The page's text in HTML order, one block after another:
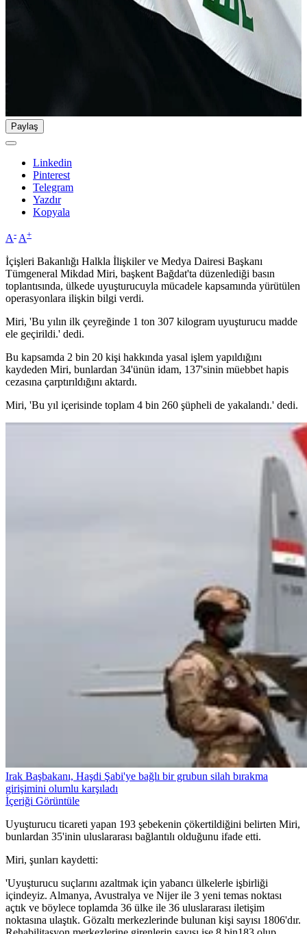
Paylaş
Linkedin
Pinterest
Telegram
Yazdır
Kopyala
A- A+
İçişleri Bakanlığı Halkla İlişkiler ve Medya Dairesi Başkanı
Tümgeneral Mikdad Miri, başkent Bağdat'ta düzenlediği basın
toplantısında, ülkede uyuşturucuyla mücadele kapsamında yürütülen
operasyonlara ilişkin bilgi verdi.
Miri, 'Bu yılın ilk çeyreğinde 1 ton 307 kilogram uyuşturucu madde
ele geçirildi.' dedi.
Bu kapsamda 2 bin 20 kişi hakkında yasal işlem yapıldığını
kaydeden Miri, bunlardan 34'ünün idam, 137'sinin müebbet hapis
cezasına çarptırıldığını aktardı.
Miri, 'Bu yıl içerisinde toplam 4 bin 260 şüpheli de yakalandı.' dedi.
Irak Başbakanı, Haşdi Şabi'ye bağlı bir grubun silah bırakma
girişimini olumlu karşıladı
İçeriği Görüntüle
Uyuşturucu ticareti yapan 193 şebekenin çökertildiğini belirten Miri,
bunlardan 35'inin uluslararası bağlantılı olduğunu ifade etti.
Miri, şunları kaydetti:
'Uyuşturucu suçlarını azaltmak için yabancı ülkelerle işbirliği
içindeyiz. Almanya, Avustralya ve Nijer ile 3 yeni temas noktası
açtık ve böylece toplamda 36 ülke ile 36 uluslararası iletişim
noktasına ulaştık. Gözaltı merkezlerinde bulunan kişi sayısı 1806'dır.